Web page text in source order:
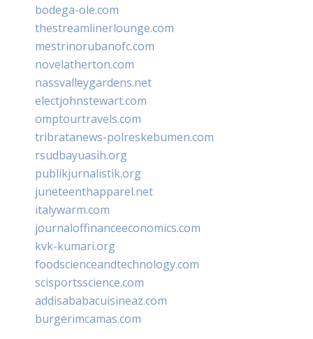
bodega-ole.com
thestreamlinerlounge.com
mestrinorubanofc.com
novelatherton.com
nassvalleygardens.net
electjohnstewart.com
omptourtravels.com
tribratanews-polreskebumen.com
rsudbayuasih.org
publikjurnalistik.org
juneteenthapparel.net
italywarm.com
journaloffinanceeconomics.com
kvk-kumari.org
foodscienceandtechnology.com
scisportsscience.com
addisababacuisineaz.com
burgerimcamas.com